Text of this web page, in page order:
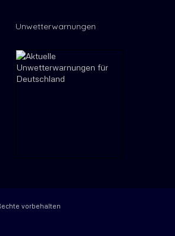
Unwetterwarnungen
vorbehalten